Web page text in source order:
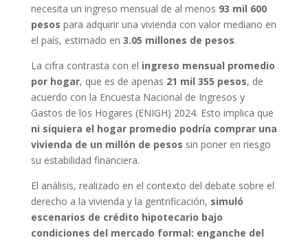
necesita un ingreso mensual de al menos 93 mil 600
pesos para adquirir una vivienda con valor mediano en
el país, estimado en 3.05 millones de pesos.
La cifra contrasta con el ingreso mensual promedio
por hogar, que es de apenas 21 mil 355 pesos, de
acuerdo con la Encuesta Nacional de Ingresos y
Gastos de los Hogares (ENIGH) 2024. Esto implica que
ni siquiera el hogar promedio podría comprar una
vivienda de un millón de pesos sin poner en riesgo
su estabilidad financiera.
El análisis, realizado en el contexto del debate sobre el
derecho a la vivienda y la gentrificación, simuló
escenarios de crédito hipotecario bajo
condiciones del mercado formal: enganche del